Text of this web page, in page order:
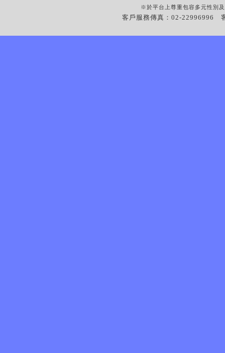
※於平台上尊重包容多元性別
客戶服務傳真：02-22996996